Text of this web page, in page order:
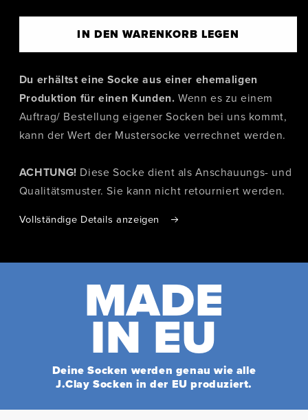
IN DEN WARENKORB LEGEN
Du erhältst eine Socke aus einer ehemaligen
Produktion für einen Kunden. Wenn es zu einem
Auftrag/ Bestellung eigener Socken bei uns kommt,
kann der Wert der Mustersocke verrechnet werden.
ACHTUNG! Diese Socke dient als Anschauungs- und
Qualitätsmuster. Sie kann nicht retourniert werden.
Vollständige Details anzeigen
MADE
IN EU
Deine Socken werden genau wie alle
J.Clay Socken in der EU produziert.